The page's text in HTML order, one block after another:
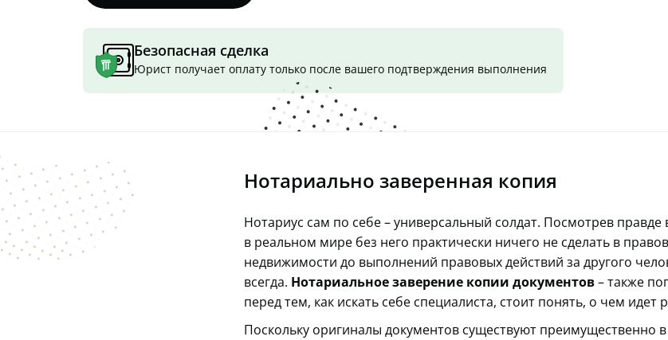
Безопасная сделка
Юрист получает оплату только после вашего подтверждения выполнения
Нотариально заверенная копия
Нотариус сам по себе – универсальный солдат. Посмотрев
в реальном мире без него практически ничего не сделать в
недвижимости до выполнений правовых действий за другого
всегда. Нотариальное заверение копии документов– также
перед тем, как искать себе специалиста, стоит понять, о чем идет
Поскольку оригиналы документов существуют преимущественно